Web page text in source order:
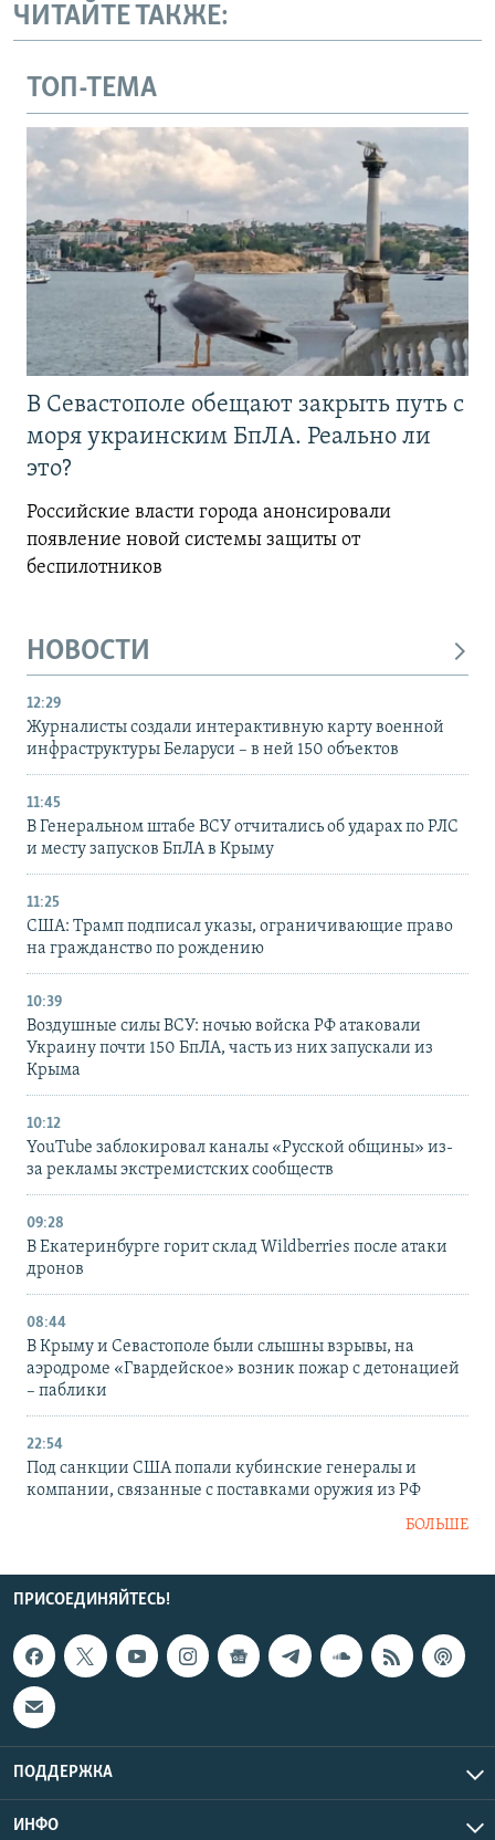
ЧИТАЙТЕ ТАКЖЕ:
ТОП-ТЕМА
В Севастополе обещают закрыть путь с
моря украинским БпЛА. Реально ли
это?
Российские власти города анонсировали
появление новой системы защиты от
беспилотников
НОВОСТИ
12:29
Журналисты создали интерактивную карту военной
инфраструктуры Беларуси – в ней 150 объектов
11:45
В Генеральном штабе ВСУ отчитались об ударах по РЛС
и месту запусков БпЛА в Крыму
11:25
США: Трамп подписал указы, ограничивающие право
на гражданство по рождению
10:39
Воздушные силы ВСУ: ночью войска РФ атаковали
Украину почти 150 БпЛА, часть из них запускали из
Крыма
10:12
YouTube заблокировал каналы «Русской общины» из-
за рекламы экстремистских сообществ
09:28
В Екатеринбурге горит склад Wildberries после атаки
дронов
08:44
В Крыму и Севастополе были слышны взрывы, на
аэродроме «Гвардейское» возник пожар с детонацией
– паблики
22:54
Под санкции США попали кубинские генералы и
компании, связанные с поставками оружия из РФ
БОЛЬШЕ
ПРИСОЕДИНЯЙТЕСЬ!
ПОДДЕРЖКА
ИНФО